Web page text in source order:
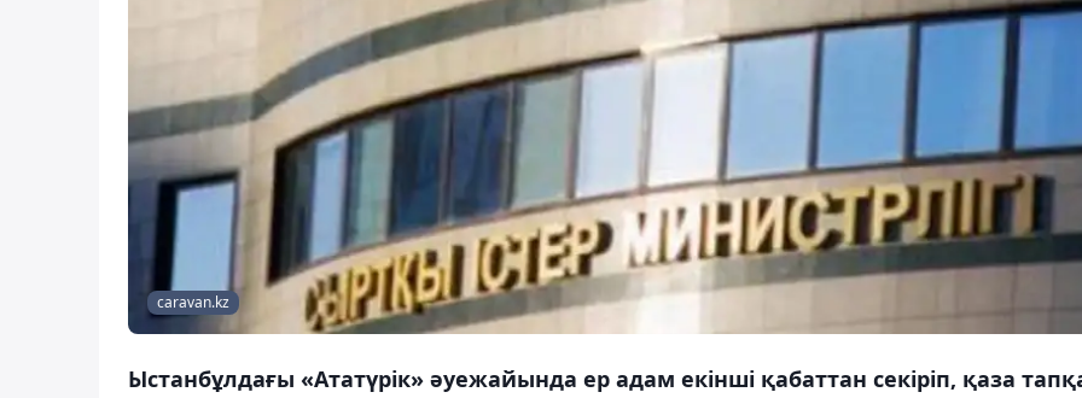
caravan.kz
Ыстанбұлдағы «Ататүрік» әуежайында ер адам екінші қабаттан секіріп, қаза